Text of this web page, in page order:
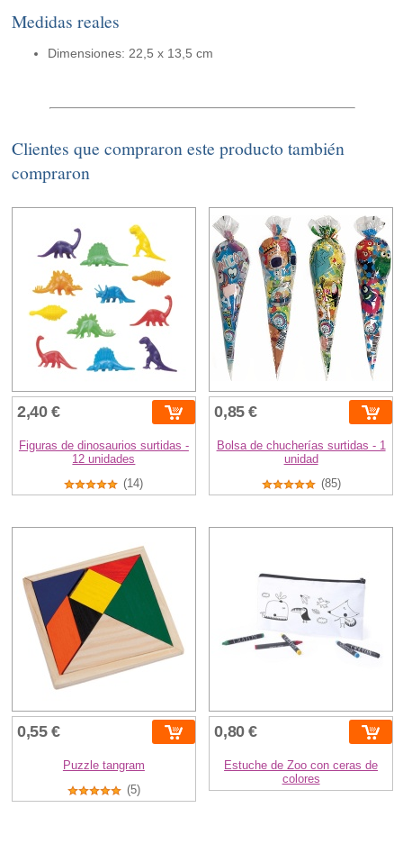
Medidas reales
Dimensiones: 22,5 x 13,5 cm
Clientes que compraron este producto también
compraron
2,40 €
Figuras de dinosaurios surtidas -
12 unidades
(14)
0,85 €
Bolsa de chucherías surtidas - 1
unidad
(85)
0,55 €
Puzzle tangram
(5)
0,80 €
Estuche de Zoo con ceras de
colores